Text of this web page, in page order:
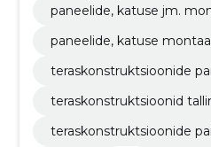
paneelide, katuse jm.
paneelide, katuse
teraskonstruktsioonide
teraskonstruktsioonid
teraskonstruktsioonide